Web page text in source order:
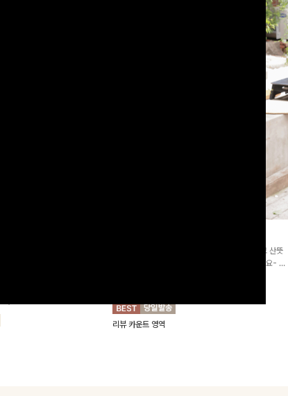
[청순무드/체형커버]꾸안꾸 무드의 정석🤍 가볍고 산뜻
한 착용감으로 여름 내내 손이 자주 가는 원피스예요- 은
리뷰 카운트 영역